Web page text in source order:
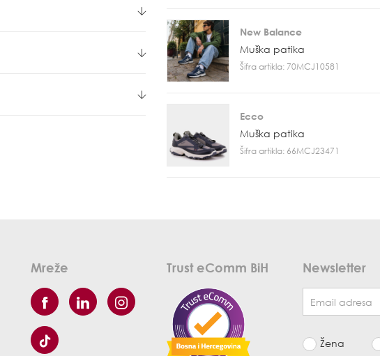
New Balance
Muška patika
Šifra artikla: 70MCJ10581
Ecco
Muška patika
Šifra artikla: 66MCJ23471
Mreže Trust eComm BiH Newsletter
Žena